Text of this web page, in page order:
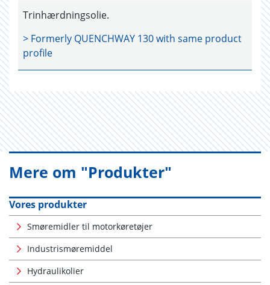
Trinhærdningsolie.
> Formerly QUENCHWAY 130with same product
profile
Mere om "Produkter"
Vores produkter
Smøremidler til motorkøretøjer
Industrismøremiddel
Hydraulikolier